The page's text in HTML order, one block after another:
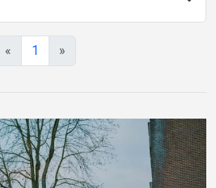
« 1 »